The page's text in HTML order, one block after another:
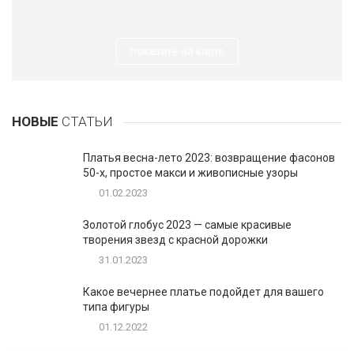
НОВЫЕ СТАТЬИ
Платья весна-лето 2023: возвращение фасонов
50-х, простое макси и живописные узоры
01.02.2023
Золотой глобус 2023 — самые красивые
творения звезд с красной дорожки
31.01.2023
Какое вечернее платье подойдет для вашего
типа фигуры
01.12.2022